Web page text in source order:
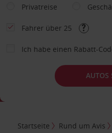
Privatreise
Fahrer über 25
Ich habe einen Rabatt-
AUTOS
Startseite Rund um Avis